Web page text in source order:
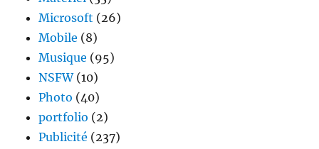
Microsoft (26)
Mobile (8)
Musique (95)
NSFW(10)
Photo (40)
portfolio (2)
Publicité (237)